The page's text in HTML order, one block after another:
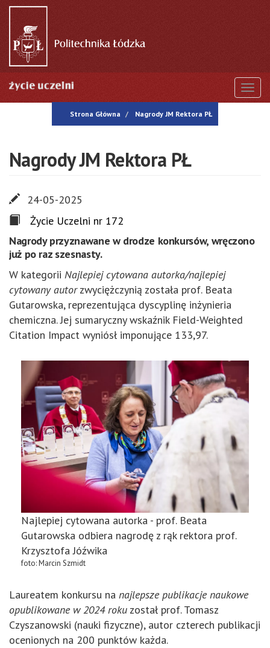
Przejdź
treści
Strona Główna Nagrody JM Rektora PŁ
Nagrody JM Rektora PŁ
24-05-2025
Życie Uczelni nr 172
Nagrody przyznawane w drodze konkursów, wręczono
już po raz szesnasty.
W kategorii Najlepiej cytowana autorka/najlepiej
cytowany autorzwyciężczynią została prof. Beata
Gutarowska, reprezentująca dyscyplinę inżynieria
chemiczna. Jej sumaryczny wskaźnik Field-Weighted
Citation Impact wyniósł imponujące 133,97.
Najlepiej cytowana autorka - prof. Beata
Gutarowska odbiera nagrodę z rąk rektora prof.
Krzysztofa Jóźwika
foto: Marcin Szmidt
Laureatem konkursu na najlepsze publikacje naukowe
opublikowane w 2024 roku został prof. Tomasz
Czyszanowski (nauki fizyczne), autor czterech publikacji
ocenionych na 200 punktów każda.